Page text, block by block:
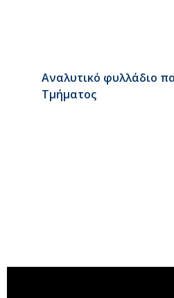
Αναλυτικό φυλλάδιο
Τμήματος